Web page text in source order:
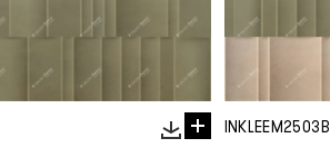
INKLEEM2503B